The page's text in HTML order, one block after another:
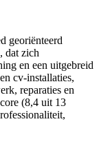
georiënteerd
dat zich
en een uitgebreid
cv‑installaties,
reparaties en
(8,4 uit 13